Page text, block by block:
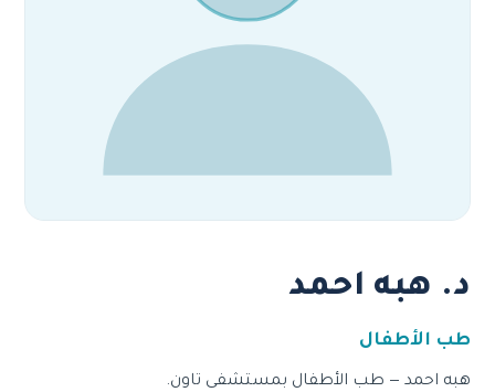
د. هبه احمد
طب الأطفال
هبه احمد — طب الأطفال بمستشفى تاون.